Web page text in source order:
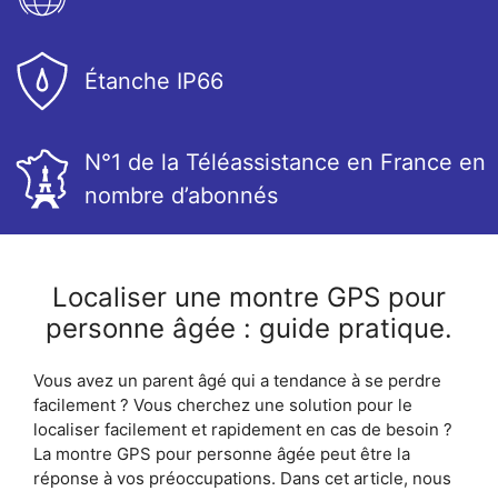
Étanche IP66
N°1 de la Téléassistance en France en
nombre d’abonnés
Localiser une montre GPS pour
personne âgée : guide pratique.
Vous avez un parent âgé qui a tendance à se perdre
facilement ? Vous cherchez une solution pour le
localiser facilement et rapidement en cas de besoin ?
La montre GPS pour personne âgée peut être la
réponse à vos préoccupations. Dans cet article, nous